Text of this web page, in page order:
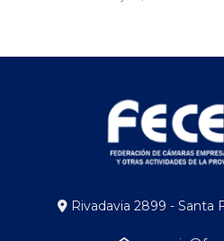
Rivadavia 2899 - Santa